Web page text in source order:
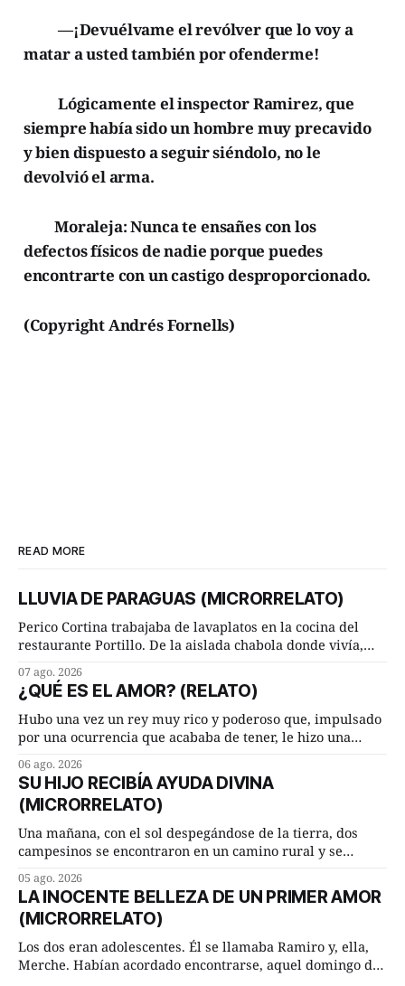
—¡Devuélvame el revólver que lo voy a
matar a usted también por ofenderme!
Lógicamente el inspector Ramirez, que
siempre había sido un hombre muy precavido
y bien dispuesto a seguir siéndolo, no le
devolvió el arma.
Moraleja: Nunca te ensañes con los
defectos físicos de nadie porque puedes
encontrarte con un castigo desproporcionado.
(Copyright Andrés Fornells)
READ MORE
LLUVIA DE PARAGUAS (MICRORRELATO)
Perico Cortina trabajaba de lavaplatos en la cocina del
restaurante Portillo. De la aislada chabola donde vivía,
cuarto de hora andando a buen paso. Cierta noche,
terminada su jornada laboral caminaba él hacía su mísera
morada cundo comenzó a llover
07 ago. 2026
¿QUÉ ES EL AMOR? (RELATO)
Hubo una vez un rey muy rico y poderoso que, impulsado
por una ocurrencia que acababa de tener, le hizo una
Dime, hombre sabio, ¿qué es el amor según tú? Su
consejero, que era muy prudente y astuto le respondió de
inmediato:
06 ago. 2026
SU HIJO RECIBÍA AYUDA DIVINA
(MICRORRELATO)
Una mañana, con el sol despegándose de la tierra, dos
campesinos se encontraron en un camino rural y se
remolachas, Manuel? —quiso saber uno. —Eso acabo de
hacer, Paco. ¿Cómo va ese maíz tuyo? --se interesó el otro.
—De momento mejor
05 ago. 2026
LA INOCENTE BELLEZA DE UN PRIMER AMOR
(MICRORRELATO)
Los dos eran adolescentes. Él se llamaba Ramiro y, ella,
Merche. Habían acordado encontrarse, aquel domingo de